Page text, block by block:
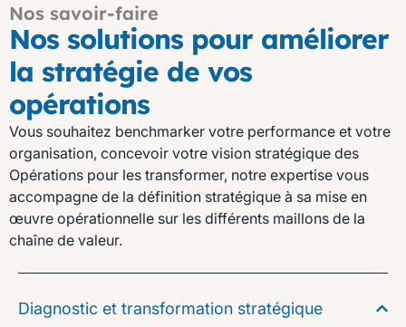
Nos savoir-faire
Nos solutions pour améliorer
la stratégie de vos
opérations
Vous souhaitez benchmarker votre performance et votre
organisation, concevoir votre vision stratégique des
Opérations pour les transformer, notre expertise vous
accompagne de la définition stratégique à sa mise en
œuvre opérationnelle sur les différents maillons de la
chaîne de valeur.
Diagnostic et transformation stratégique